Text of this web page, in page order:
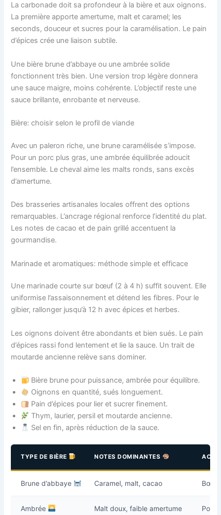
La carbonade doit sa profondeur à la bière et aux oignons.
La première apporte amertume, malt et caramel; les
seconds, douceur et sucres pour la caramélisation. Le pain
d’épices crée une liaison subtile.
Une bière brune d’abbaye ou une ambrée solide
fonctionnent très bien. Une version trop légère donnera
une sauce maigre, moins cohérente. L’objectif reste une
sauce brillante, enrobante et nerveuse.
Bière: choisir selon le profil de viande
Avec un paleron riche, une brune caramélisée s’impose.
Pour un porc plus gras, une ambrée équilibrée adoucit
l’ensemble. Le cheval aime les malts ronds, sans excès
d’amertume.
Des brasseries artisanales locales offrent des options
remarquables. L’ancrage régional renforce l’identité du plat.
Les notes de cacao et de pain grillé accentuent la
gourmandise.
Marinade et aromatiques: méthode simple et efficace
Une marinade courte sur bœuf (2 à 4 h) suffit souvent. Elle
uniformise l’assaisonnement et détend les fibres. Pour le
gibier, rallonger jusqu’à 12 h avec épices et herbes.
Les oignons doivent être abondants et bien sués. Le pain
d’épices rassi fond lentement et lie la sauce. Un trait de
moutarde ancienne relève sans dominer.
Bière brune pour puissance, ambrée pour équilibre.
Oignons en quantité, sués longuement.
Pain d’épices pour lier et sucrer finement.
Thym, laurier, persil et moutarde ancienne.
Sel en fin, après réduction de la sauce.
TYPE DE BIÈRE NOTES DOMINANTES
Brune d’abbaye Caramel, malt, cacao Bœuf
Ambrée Malt doux, faible amertume Porc,